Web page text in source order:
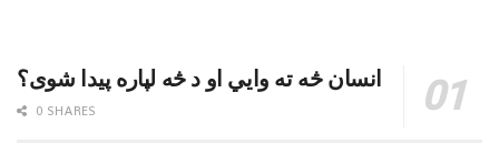
انسان څه ته وایي او د څه لپاره پیدا شوی؟
0 SHARES